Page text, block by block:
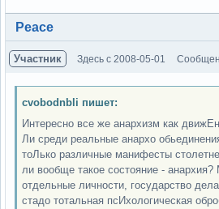
Вне форума
Peace
Участник Здесь с 2008-05-01
cvobodnbli пишет:
Интересно все же анархизм как
Ли среди реальные анархо
тоЛько различные манифесты
ли вообще такое состояние -
отдельные личности, государство
стадо тотальная псИхологическая